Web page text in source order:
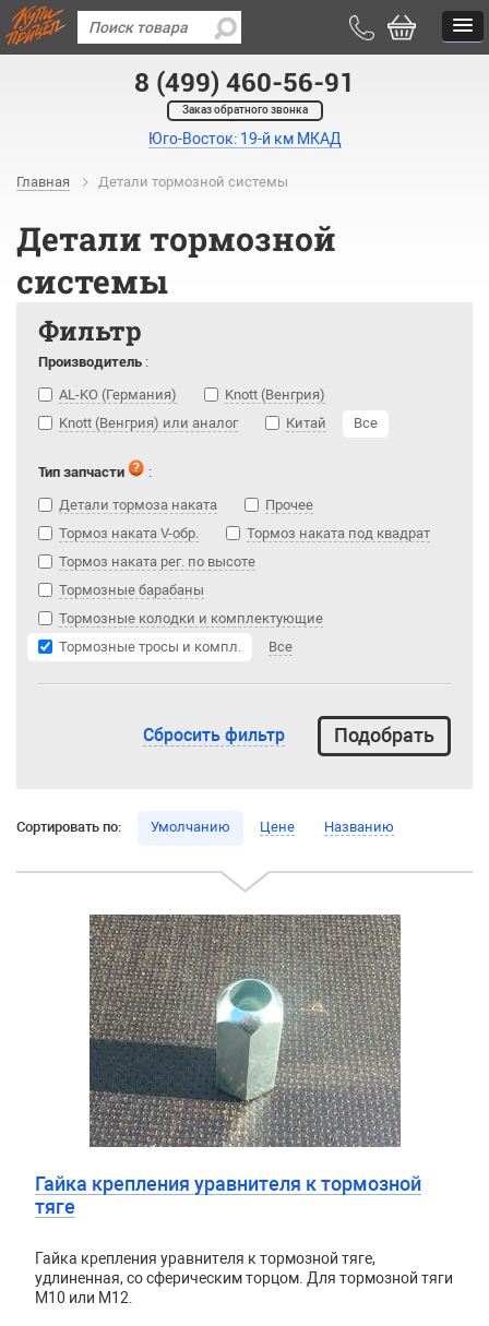
8 (499) 460-56-91
Заказ обратного звонка
Юго-Восток: 19-й км МКАД
Главная Детали тормозной системы
Детали тормозной
системы
Фильтр
Производитель :
AL-KO (Германия)
Knott (Венгрия)
Knott (Венгрия) или аналог
Китай Все
Тип запчасти
:
Детали тормоза наката
Прочее
Тормоз наката V-обр.
Тормоз наката под квадрат
Тормоз наката рег. по высоте
Тормозные барабаны
Тормозные колодки и комплектующие
Тормозные тросы и компл.
Все
Сбросить фильтр
Сортировать по: Умолчанию Цене Названию
Гайка крепления уравнителя к тормозной
тяге
Гайка крепления уравнителя к тормозной тяге,
удлиненная, со сферическим торцом. Для тормозной тяги
М10 или М12.